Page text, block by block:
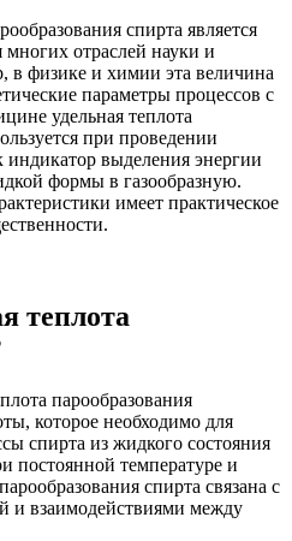
спирта является
отраслей науки и
физике и химии эта величина
параметры процессов с
удельная теплота
при проведении
индикатор выделения энергии
формы в газообразную.
имеет практическое
теплота
парообразования
которое необходимо для
спирта из жидкого состояния
постоянной температуре и
спирта связана с
и взаимодействиями между